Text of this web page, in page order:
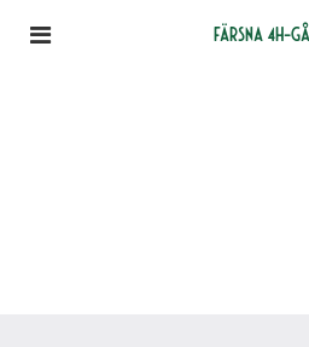
Färsna 4H-